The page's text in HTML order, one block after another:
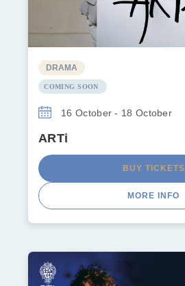
DRAMA
COMING SOON
16 October - 18 October
ARTi
BUY TICKETS
MORE INFO